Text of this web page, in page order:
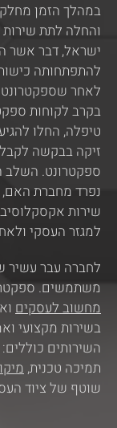
במהלך הזמן
והחלה לתת
ישראל, דבר אשר
להתפתחותה
לאחר שספקטרונט
בקרב לקוחות
טיפלה, החלו
זיקה בבקשה
ספקטרונט. השלב
נפרד מחברת
שירות
למגזר העסקי
לחברה עבר עשיר
משתמשים.
מחשוב לעסקים
בשירות מקצועי
:השירותים כוללים
תמיכה טכנית,
שוטף של ציוד